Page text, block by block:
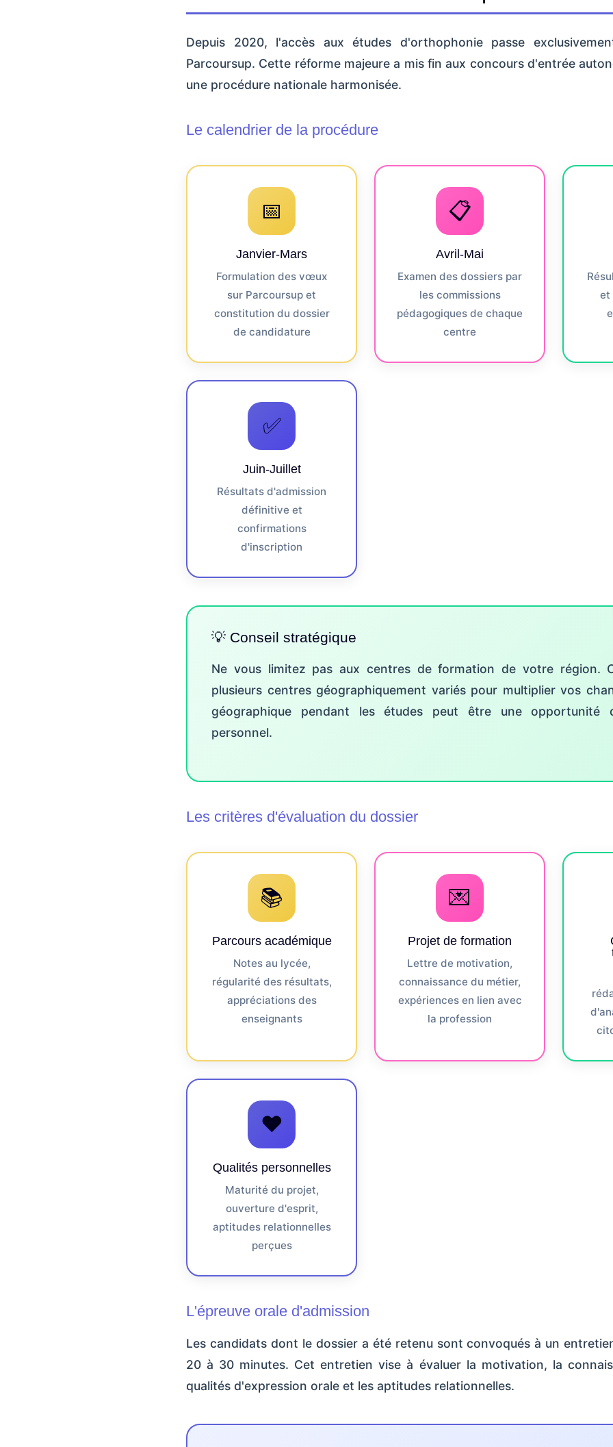
Depuis 2020, l'accès aux études d'orthophonie passe
Parcoursup. Cette réforme majeure a mis fin aux concours d'entrée
une procédure nationale harmonisée.
Le calendrier de la procédure
📅
Janvier-Mars
Formulation des vœux
sur Parcoursup et
constitution du dossier
de candidature
📋
Avril-Mai
Examen des dossiers par
les commissions
pédagogiques de chaque
centre
et
✅
Juin-Juillet
Résultats d'admission
définitive et
confirmations
d'inscription
💡 Conseil stratégique
Ne vous limitez pas aux centres de formation de votre région.
plusieurs centres géographiquement variés pour multiplier vos
géographique pendant les études peut être une opportunité
personnel.
Les critères d'évaluation du dossier
📚
Parcours académique
Notes au lycée,
régularité des résultats,
appréciations des
enseignants
💌
Projet de formation
Lettre de motivation,
connaissance du métier,
expériences en lien avec
la profession
❤️
Qualités personnelles
Maturité du projet,
ouverture d'esprit,
aptitudes relationnelles
perçues
L'épreuve orale d'admission
Les candidats dont le dossier a été retenu sont convoqués à un
20 à 30 minutes. Cet entretien vise à évaluer la motivation, la
qualités d'expression orale et les aptitudes relationnelles.